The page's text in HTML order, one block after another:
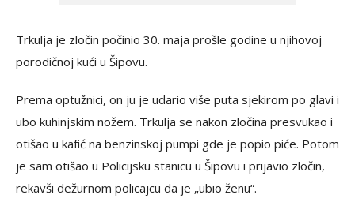
Trkulja je zločin počinio 30. maja prošle godine u njihovoj
porodičnoj kući u Šipovu.
Prema optužnici, on ju je udario više puta sjekirom po glavi i
ubo kuhinjskim nožem. Trkulja se nakon zločina presvukao i
otišao u kafić na benzinskoj pumpi gde je popio piće. Potom
je sam otišao u Policijsku stanicu u Šipovu i prijavio zločin,
rekavši dežurnom policajcu da je „ubio ženu“.